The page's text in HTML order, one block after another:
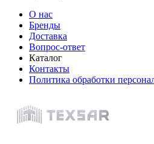
О нас
Бренды
Доставка
Вопрос-ответ
Каталог
Контакты
Политика обработки